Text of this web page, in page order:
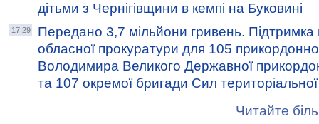
дітьми з Чернігівщини в кемпі на Буковині
17:29
Передано 3,7 мільйони гривень. Підтримка
обласної прокуратури для 105
Володимира Великого Державної
та 107 окремої бригади Сил
Читайте